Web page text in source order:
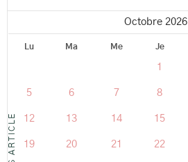
Octobre 2026
Lu Ma Me Je
1
5 6 7 8
12 13 14 15
19 20 21 22